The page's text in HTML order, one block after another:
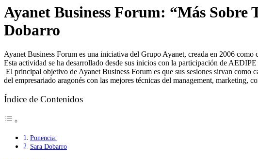
Ayanet Business Forum: “Más
Dobarro
Ayanet Business Forum es una iniciativa del Grupo Ayanet, creada en 2006
Esta actividad se ha desarrollado desde sus inicios con la participación de
El principal objetivo de Ayanet Business Forum es que sus sesiones sirvan como
del empresariado aragonés con las mejores técnicas del management, marketing,
Índice de Contenidos
Ponencia:
Sara Dobarro